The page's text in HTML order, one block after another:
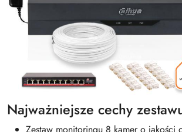
Najważniejsze cechy